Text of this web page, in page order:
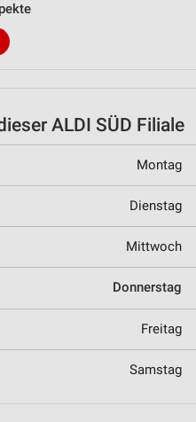
ALDI SÜD Filiale
Montag
Dienstag
Mittwoch
Donnerstag
Freitag
Samstag